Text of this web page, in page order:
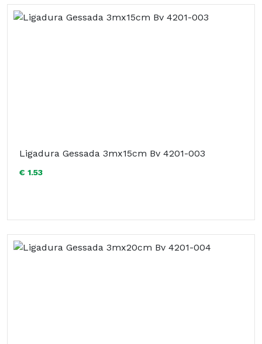
Ligadura Gessada 3mx15cm Bv 4201-003
€ 1.53